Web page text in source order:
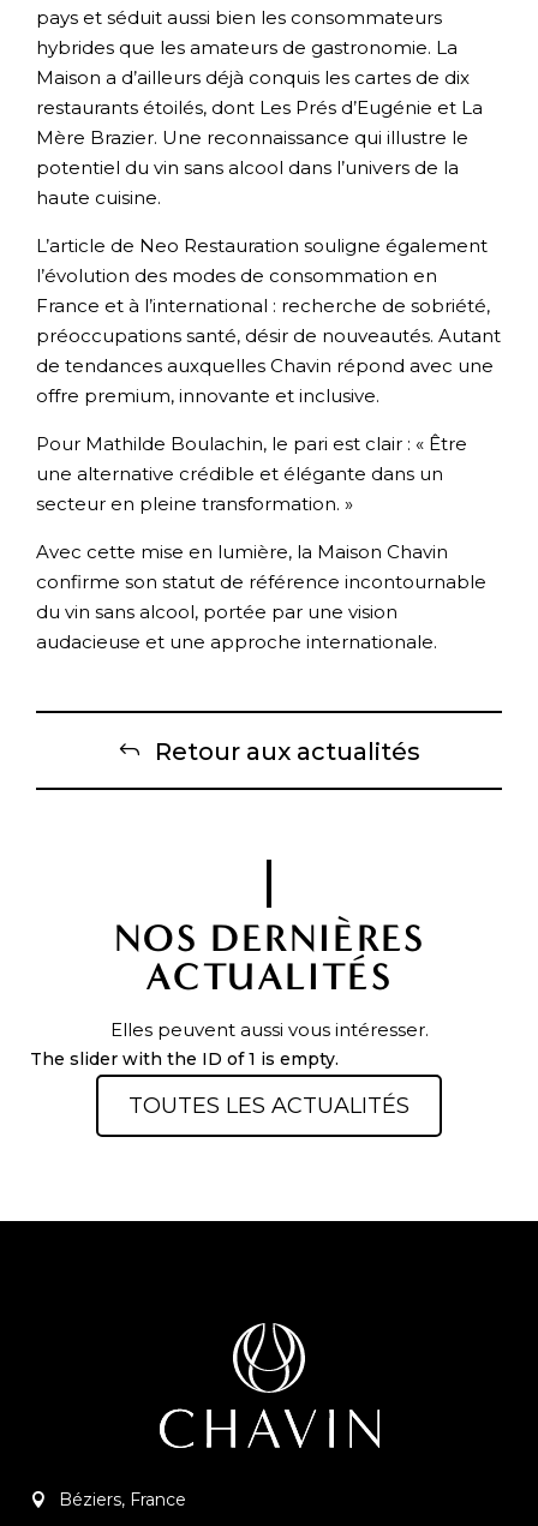
pays et séduit aussi bien les consommateurs
hybrides que les amateurs de gastronomie. La
Maison a d’ailleurs déjà conquis les cartes de dix
restaurants étoilés, dont Les Prés d’Eugénie et La
Mère Brazier. Une reconnaissance qui illustre le
potentiel du vin sans alcool dans l’univers de la
haute cuisine.
L’article de Neo Restauration souligne également
l’évolution des modes de consommation en
France et à l’international : recherche de sobriété,
préoccupations santé, désir de nouveautés. Autant
de tendances auxquelles Chavin répond avec une
offre premium, innovante et inclusive.
Pour Mathilde Boulachin, le pari est clair : « Être
une alternative crédible et élégante dans un
secteur en pleine transformation. »
Avec cette mise en lumière, la Maison Chavin
confirme son statut de référence incontournable
du vin sans alcool, portée par une vision
audacieuse et une approche internationale.
Retour aux actualités
NOS DERNIÈRES
ACTUALITÉS
Elles peuvent aussi vous intéresser.
The slider with the ID of 1 is empty.
TOUTES LES ACTUALITÉS
Béziers, France